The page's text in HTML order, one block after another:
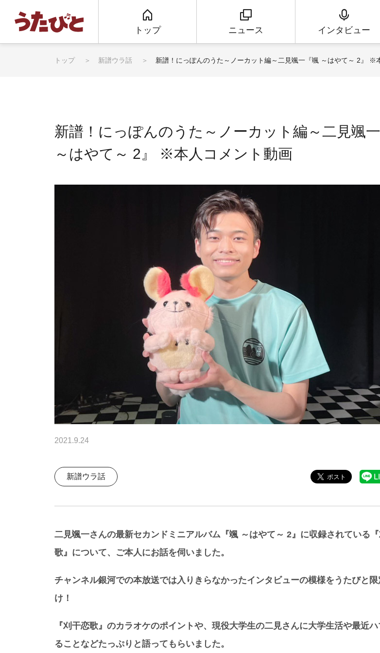
トップ ニュース インタビュー
トップ 新譜ウラ話 新譜！にっぽんのうた～ノーカット編～二見颯一『颯 ～はやて～ 2』 ※
新譜！にっぽんのうた～ノーカット編～二見颯
～はやて～ 2』 ※本人コメント動画
2021.9.24
新譜ウラ話
二見颯一さんの最新セカンドミニアルバム『颯 ～はやて～ 2』に収録されている
歌』について、ご本人にお話を伺いました。
チャンネル銀河での本放送では入りきらなかったインタビューの模様をうたびと限
け！
『刈干恋歌』のカラオケのポイントや、現役大学生の二見さんに大学生活や最近
ることなどたっぷりと語ってもらいました。